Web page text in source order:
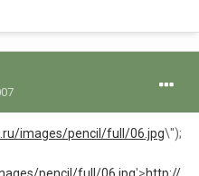
images/pencil/full/06.jpg\'');